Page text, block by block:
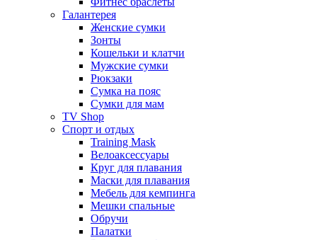
Галантерея
Женские сумки
Зонты
Кошельки и клатчи
Мужские сумки
Рюкзаки
Сумка на пояс
Сумки для мам
TV Shop
Спорт и отдых
Training Mask
Велоаксессуары
Круг для плавания
Маски для плавания
Мебель для кемпинга
Мешки спальные
Обручи
Палатки